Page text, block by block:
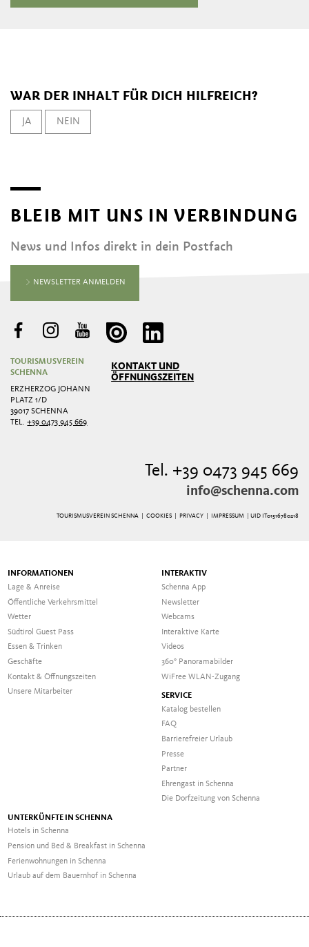
WAR DER INHALT FÜR DICH HILFREICH?
JA NEIN
BLEIB MIT UNS IN VERBINDUNG
News und Infos direkt in dein Postfach
NEWSLETTER ANMELDEN
TOURISMUSVEREIN
SCHENNA
ERZHERZOG JOHANN
PLATZ 1/D
39017 SCHENNA
TEL.+39 0473 945 669
KONTAKT UND
ÖFFNUNGSZEITEN
Tel. +39 0473 945 669
info@schenna.com
TOURISMUSVEREIN SCHENNA | COOKIES| PRIVACY| IMPRESSUM | UID IT01516780218
INFORMATIONEN
Lage & Anreise
Öffentliche Verkehrsmittel
Wetter
Südtirol Guest Pass
Essen & Trinken
Geschäfte
Kontakt & Öffnungszeiten
Unsere Mitarbeiter
INTERAKTIV
Schenna App
Newsletter
Webcams
Interaktive Karte
Videos
360° Panoramabilder
WiFree WLAN-Zugang
SERVICE
Katalog bestellen
FAQ
Barrierefreier Urlaub
Presse
Partner
Ehrengast in Schenna
Die Dorfzeitung von Schenna
UNTERKÜNFTE IN SCHENNA
Hotels in Schenna
Pension und Bed & Breakfast in Schenna
Ferienwohnungen in Schenna
Urlaub auf dem Bauernhof in Schenna